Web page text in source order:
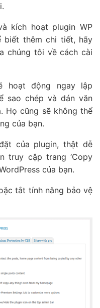
kích hoạt plugin WP
biết thêm chi tiết, hãy
chúng tôi về cách cài
hoạt động ngay lập
sao chép và dán văn
Họ cũng sẽ không thể
của bạn.
của plugin, thật dễ
truy cập trang ‘Copy
của bạn.
tắt tính năng bảo vệ